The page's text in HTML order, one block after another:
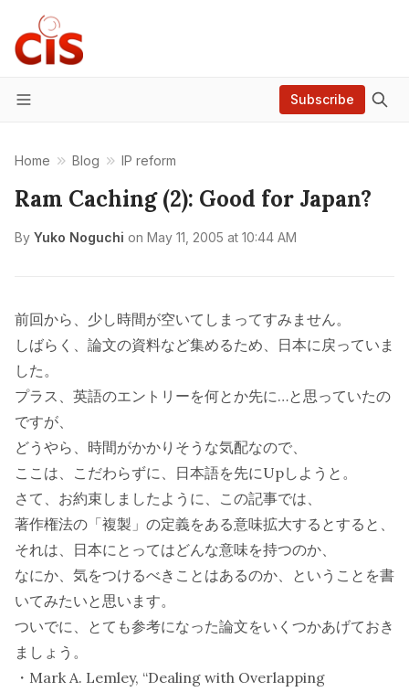
Menu
Subscribe
Home Blog IP reform
Ram Caching (2): Good for Japan?
By Yuko Noguchi on May 11, 2005 at 10:44 AM
前回から、少し時間が空いてしまってすみません。
しばらく、論文の資料など集めるため、日本に戻っていま
した。
プラス、英語のエントリーを何とか先に…と思っていたの
ですが、
どうやら、時間がかかりそうな気配なので、
ここは、こだわらずに、日本語を先にUpしようと。
さて、お約束しましたように、この記事では、
著作権法の「複製」の定義をある意味拡大するとすると、
それは、日本にとってはどんな意味を持つのか、
なにか、気をつけるべきことはあるのか、ということを書
いてみたいと思います。
ついでに、とても参考になった論文をいくつかあげておき
ましょう。
・Mark A. Lemley, “Dealing with Overlapping